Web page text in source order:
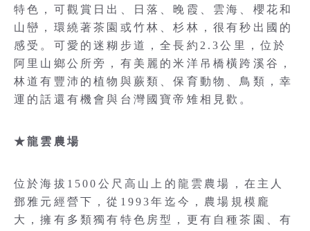
特色，可觀賞日出、日落、晚霞、雲海、櫻花和
山巒，環繞著茶園或竹林、杉林，很有秒出國的
感受。可愛的迷糊步道，全長約2.3公里，位於
阿里山鄉公所旁，有美麗的米洋吊橋橫跨溪谷，
林道有豐沛的植物與蕨類、保育動物、鳥類，幸
運的話還有機會與台灣國寶帝雉相見歡。
★龍雲農場
位於海拔1500公尺高山上的龍雲農場，在主人
鄧雅元經營下，從1993年迄今，農場規模龐
大，擁有多類獨有特色房型，更有自種茶園、有